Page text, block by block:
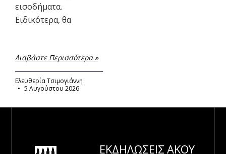
εισοδήματα.
Ειδικότερα, θα
Διαβάστε Περισσότερα »
Ελευθερία Τσιμογιάννη
5 Αυγούστου 2026
ΕΚΔΗΛΩΣΕΙΣ ΑΚΟΥ